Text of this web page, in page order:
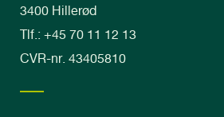
3400 Hillerød
Tlf.: +45 70 11 12 13
CVR-nr. 43405810